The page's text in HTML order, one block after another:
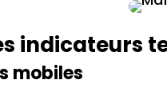
indicateurs
mobiles